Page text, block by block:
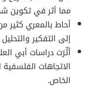
مما أثر في تكوين
أحاط بالمعري كثير
إلى التفكير
أثّرَت دراسات أبي
الاتجاهات
الخاص.